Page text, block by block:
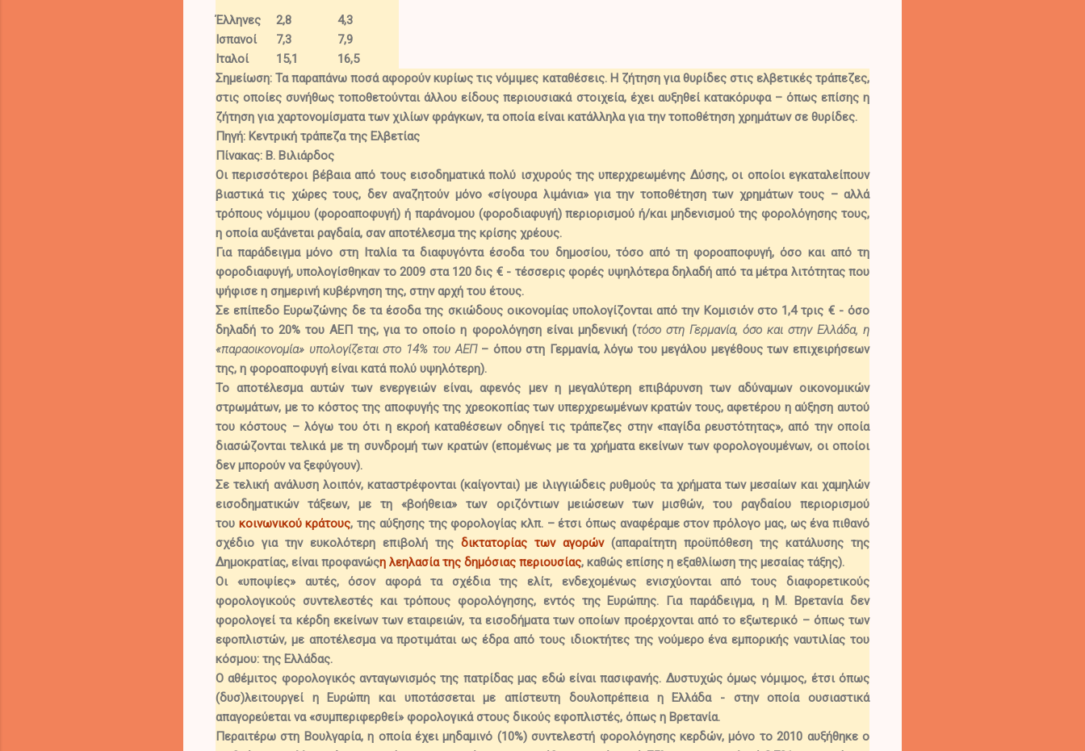
Έλληνες 2,8
4,3
Ισπανοί
7,3
7,9
Ιταλοί
15,1
16,5
Σημείωση: Τα παραπάνω ποσά αφορούν κυρίως τις νόμιμες καταθέσεις. Η ζήτηση για θυρίδες στις ελβετικές τράπεζες,
στις οποίες συνήθως τοποθετούνται άλλου είδους περιουσιακά στοιχεία, έχει αυξηθεί κατακόρυφα – όπως επίσης η
ζήτηση για χαρτονομίσματα των χιλίων φράγκων, τα οποία είναι κατάλληλα για την τοποθέτηση χρημάτων σε θυρίδες.
Πηγή: Κεντρική τράπεζα της Ελβετίας
Πίνακας: Β. Βιλιάρδος
Οι περισσότεροι βέβαια από τους εισοδηματικά πολύ ισχυρούς της υπερχρεωμένης Δύσης, οι οποίοι εγκαταλείπουν
βιαστικά τις χώρες τους, δεν αναζητούν μόνο «σίγουρα λιμάνια» για την τοποθέτηση των χρημάτων τους – αλλά
τρόπους νόμιμου (φοροαποφυγή) ή παράνομου (φοροδιαφυγή) περιορισμού ή/και μηδενισμού της φορολόγησης τους,
η οποία αυξάνεται ραγδαία, σαν αποτέλεσμα της κρίσης χρέους.
Για παράδειγμα μόνο στη Ιταλία τα διαφυγόντα έσοδα του δημοσίου, τόσο από τη φοροαποφυγή, όσο και από τη
φοροδιαφυγή, υπολογίσθηκαν το 2009 στα 120 δις € - τέσσερις φορές υψηλότερα δηλαδή από τα μέτρα λιτότητας που
ψήφισε η σημερινή κυβέρνηση της, στην αρχή του έτους.
Σε επίπεδο Ευρωζώνης δε τα έσοδα της σκιώδους οικονομίας υπολογίζονται από την Κομισιόν στο 1,4 τρις €- όσο
δηλαδή το 20% του ΑΕΠ της, για το οποίο η φορολόγηση είναι μηδενική (τόσο στη Γερμανία, όσο και στην Ελλάδα, η
«παραοικονομία» υπολογίζεται στο 14% του ΑΕΠ– όπου στη Γερμανία, λόγω του μεγάλου μεγέθους των επιχειρήσεων
της, η φοροαποφυγή είναι κατά πολύ υψηλότερη).
Το αποτέλεσμα αυτών των ενεργειών είναι,αφενός μεν η μεγαλύτερη επιβάρυνση των αδύναμων οικονομικών
στρωμάτων, με το κόστος της αποφυγής της χρεοκοπίας των υπερχρεωμένων κρατών τους, αφετέρου η αύξηση αυτού
του κόστους – λόγω του ότι η εκροή καταθέσεων οδηγεί τις τράπεζες στην «παγίδα ρευστότητας», από την οποία
διασώζονται τελικά με τη συνδρομή των κρατών (επομένως με τα χρήματα εκείνων των φορολογουμένων, οι οποίοι
δεν μπορούν να ξεφύγουν).
Σε τελική ανάλυση λοιπόν,καταστρέφονται (καίγονται) με ιλιγγιώδεις ρυθμούς τα χρήματα των μεσαίων και χαμηλών
εισοδηματικών τάξεων, με τη «βοήθεια» των οριζόντιων μειώσεων των μισθών, του ραγδαίου περιορισμού
του κοινωνικού κράτους, της αύξησης της φορολογίας κλπ. – έτσι όπως αναφέραμε στον πρόλογο μας, ως ένα πιθανό
σχέδιο για την ευκολότερη επιβολή της δικτατορίας των αγορών(απαραίτητη προϋπόθεση της κατάλυσης της
Δημοκρατίας, είναι προφανώςη λεηλασία της δημόσιας περιουσίας, καθώς επίσης η εξαθλίωση της μεσαίας τάξης).
Οι «υποψίες» αυτές, όσον αφορά τα σχέδια της ελίτ, ενδεχομένως ενισχύονται από τους διαφορετικούς
φορολογικούς συντελεστές και τρόπους φορολόγησης, εντός της Ευρώπης. Για παράδειγμα, η Μ. Βρετανία δεν
φορολογεί τα κέρδη εκείνων των εταιρειών, τα εισοδήματα των οποίων προέρχονται από το εξωτερικό – όπως των
εφοπλιστών, με αποτέλεσμα να προτιμάται ως έδρα από τους ιδιοκτήτες της νούμερο ένα εμπορικής ναυτιλίας του
κόσμου: της Ελλάδας.
Ο αθέμιτος φορολογικός ανταγωνισμός της πατρίδας μας εδώ είναι πασιφανής. Δυστυχώς όμως νόμιμος, έτσι όπως
(δυσ)λειτουργεί η Ευρώπη και υποτάσσεται με απίστευτη δουλοπρέπεια η Ελλάδα - στηνοποία ουσιαστικά
απαγορεύεται να «συμπεριφερθεί» φορολογικά στους δικούς εφοπλιστές, όπως η Βρετανία.
Περαιτέρω στη Βουλγαρία, η οποία έχει μηδαμινό (10%) συντελεστή φορολόγησης κερδών,μόνο το 2010 αυξήθηκε ο